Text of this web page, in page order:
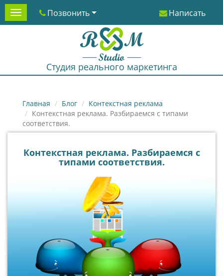
Menu Позвонить Написать
Студия реального маркетинга
Главная Блог
Контекстная реклама
Контекстная реклама. Разбираемся с типами
соответствия.
Контекстная реклама. Разбираемся с
типами соответствия.